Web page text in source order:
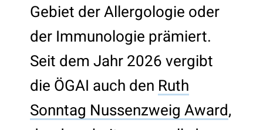
Gebiet der Allergologie oder
der Immunologie prämiert.
Seit dem Jahr 2026 vergibt
die ÖGAI auch den Ruth
Sonntag Nussenzweig Award,